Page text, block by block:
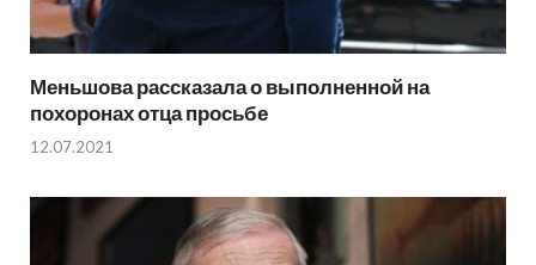
Меньшова рассказала о выполненной на
похоронах отца просьбе
12.07.2021